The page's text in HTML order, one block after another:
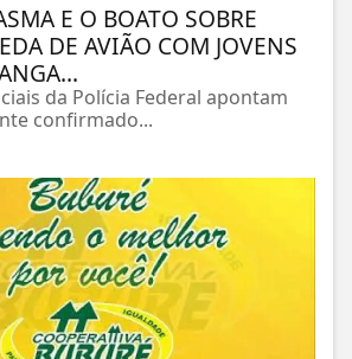
E O BOATO SOBRE
DE AVIÃO COM JOVENS
da Polícia Federal apontam
confirmado...